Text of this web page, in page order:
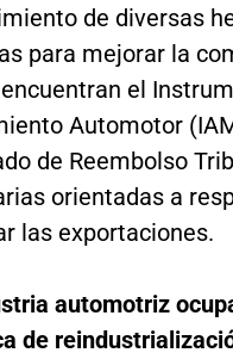
de diversas
para mejorar la
el
Automotor
de Reembolso
orientadas a
las exportaciones.
automotriz
de